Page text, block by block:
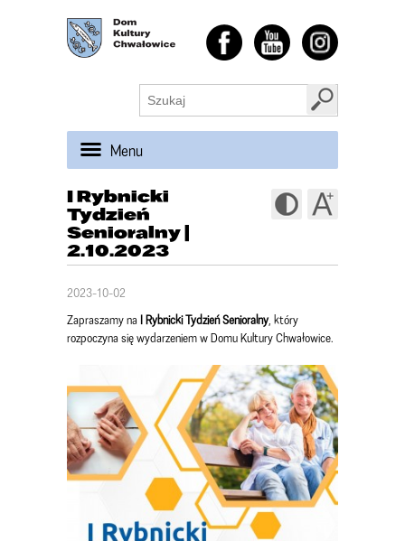
Menu
I Rybnicki
Tydzień
Senioralny |
2.10.2023
2023-10-02
Zapraszamy na I Rybnicki Tydzień Senioralny, który
rozpoczyna się wydarzeniem w Domu Kultury Chwałowice.